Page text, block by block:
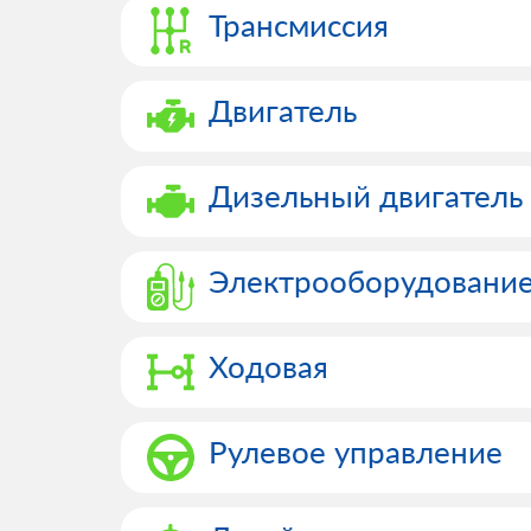
Трансмиссия
Двигатель
Дизельный двигатель
Ходовая
Рулевое управление